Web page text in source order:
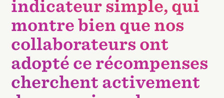
indicateur simple, qui
montre bien que nos
collaborateurs ont
adopté ce récompenses
cherchent activement